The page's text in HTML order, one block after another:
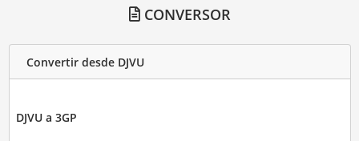
CONVERSOR
Convertir desde DJVU
DJVU a 3GP